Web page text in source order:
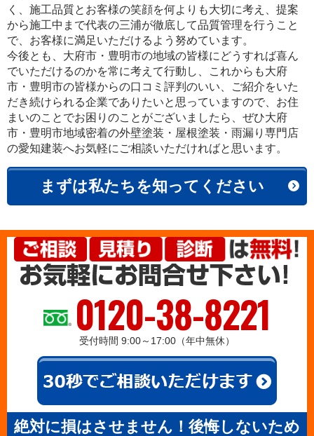
く、施工品質とお客様の笑顔を何よりも大切に考え、提案
から施工中まで代表の三浦が徹底して品質管理を行うこと
で、お客様に満足いただけるよう努めています。
今後とも、大府市・豊明市の地域の皆様にどうすれば喜ん
でいただけるのかを常に考えて行動し、これからも大府
市・豊明市の皆様からの口コミ評判のいい、ご紹介をいた
だき続けられる企業でありたいと思っていますので、お住
まいのことでお困りのことがございましたら、ぜひ大府
市・豊明市地域密着の外壁塗装・屋根塗装・雨漏り専門店
の愛知建装へお気軽にご相談いただければと思います。
まずは私たちを知ってください
0120-38-8221
受付時間 9:00～17:00（年中無休）
絶対に損はさせません！後悔しないため